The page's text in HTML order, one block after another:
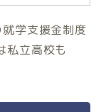
学支援金制度
私立高校も